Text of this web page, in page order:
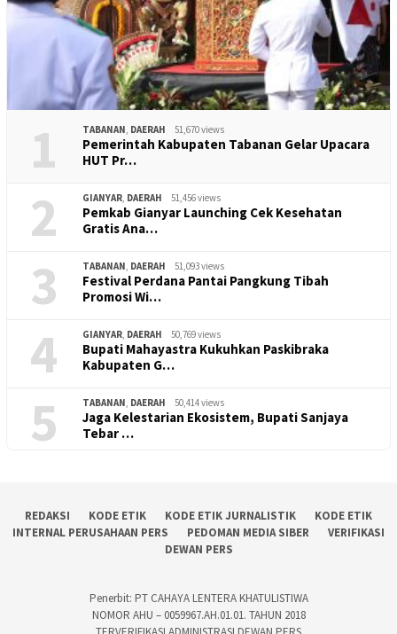
1 TABANAN, DAERAH 51,670 views
Pemerintah Kabupaten Tabanan Gelar Upacara
HUT Pr…
2 GIANYAR, DAERAH 51,456 views
Pemkab Gianyar Launching Cek Kesehatan
Gratis Ana…
3 TABANAN, DAERAH 51,093 views
Festival Perdana Pantai Pangkung Tibah
Promosi Wi…
4 GIANYAR, DAERAH 50,769 views
Bupati Mahayastra Kukuhkan Paskibraka
Kabupaten G…
5 TABANAN, DAERAH 50,414 views
Jaga Kelestarian Ekosistem, Bupati Sanjaya
Tebar …
REDAKSI KODE ETIK KODE ETIK JURNALISTIK
KODE ETIK
INTERNAL PERUSAHAAN PERS
PEDOMAN MEDIA SIBER
VERIFIKASI
DEWAN PERS
Penerbit: PT CAHAYA LENTERA KHATULISTIWA
NOMOR AHU – 0059967.AH.01.01. TAHUN 2018